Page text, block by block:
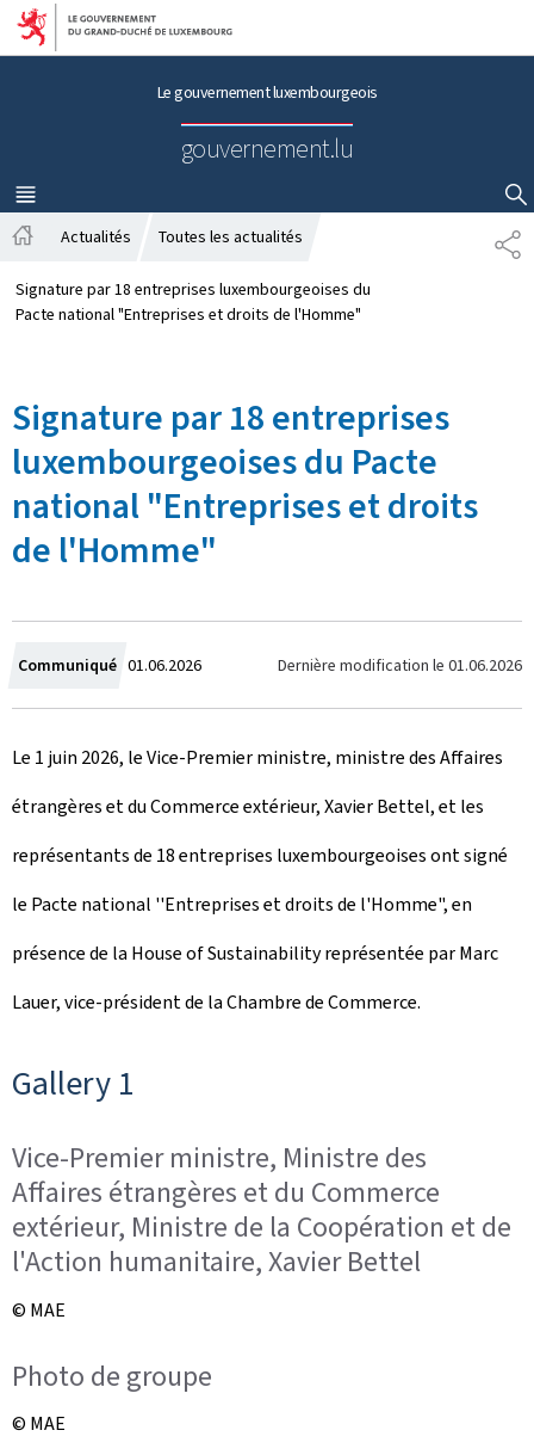
Aller au menu principal
Aller au contenu
Le gouvernement luxembourgeois
gouvernement.lu
MENU
PRINCIPAL
AFFICHER / MASQUER LA RECHERCHE
P
A
c
c
l
Actualités Toutes les actualités
Signature par 18 entreprises luxembourgeoises du
Pacte national "Entreprises et droits de l'Homme"
Signature par 18 entreprises
luxembourgeoises du Pacte
national "Entreprises et droits
de l'Homme"
Communiqué C
r
é
e
l
e
01.06.2026 Dernière modification le 01.06.2026
Le 1 juin 2026, le Vice-Premier ministre, ministre des Affaires
étrangères et du Commerce extérieur, Xavier Bettel, et les
représentants de 18 entreprises luxembourgeoises ont signé
le Pacte national ''Entreprises et droits de l'Homme", en
présence de la House of Sustainability représentée par Marc
Lauer, vice-président de la Chambre de Commerce.
Gallery 1
Vice-Premier ministre, Ministre des
Affaires étrangères et du Commerce
extérieur, Ministre de la Coopération et de
l'Action humanitaire, Xavier Bettel
© MAE
Photo de groupe
© MAE